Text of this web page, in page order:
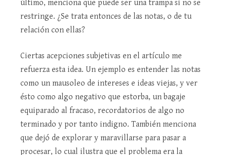
último, menciona que puede ser una trampa si no se
restringe. ¿Se trata entonces de las notas, o de tu
relación con ellas?
Ciertas acepciones subjetivas en el artículo me
refuerza esta idea. Un ejemplo es entender las notas
como un mausoleo de intereses e ideas viejas, y ver
ésto como algo negativo que estorba, un bagaje
equiparado al fracaso, recordatorios de algo no
terminado y por tanto indigno. También menciona
que dejó de explorar y maravillarse para pasar a
procesar, lo cual ilustra que el problema era la